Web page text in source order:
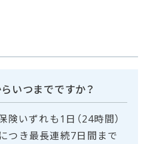
いつまでですか？
険いずれも1日（24時間）
つき最長連続7日間まで